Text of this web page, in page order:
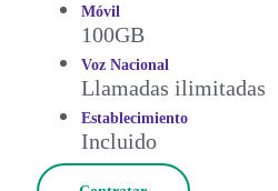
Móvil
100GB
Voz Nacional
Llamadas ilimitadas
Establecimiento
Incluido